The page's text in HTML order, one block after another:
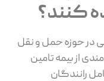
کنند؟
در حوزه حمل ‌و نقل
از بیمه تامین
رانندگان